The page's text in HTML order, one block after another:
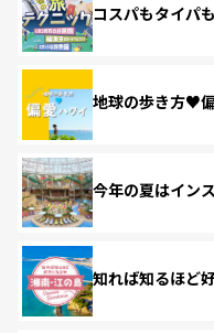
コスパもタイパ
地球の歩き方♥
今年の夏はイン
知れば知るほど